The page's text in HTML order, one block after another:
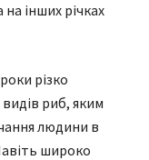
на інших річках
різко
риб, яким
людини в
широко